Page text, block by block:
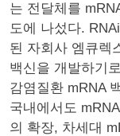
는 전달체를
도에 나섰다.
된 자회사 엠큐렉
백신을 개발하기
감염질환 mRNA
국내에서도
의 확장, 차세대